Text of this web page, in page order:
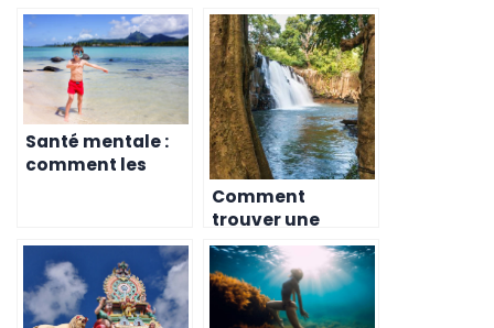
Santé mentale :
comment les
Comment
trouver une
assurance santé
à l’île Maurice